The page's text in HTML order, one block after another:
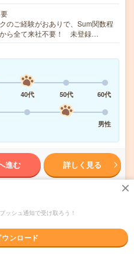
のご経験がおありで、Sum関数程
ら全て来社不要！ 未登録…
40代 50代
60代
男性
進む 詳しく見る
業で働く絶好のチャ
ッシュ通知で受け取ろう！
ンロード